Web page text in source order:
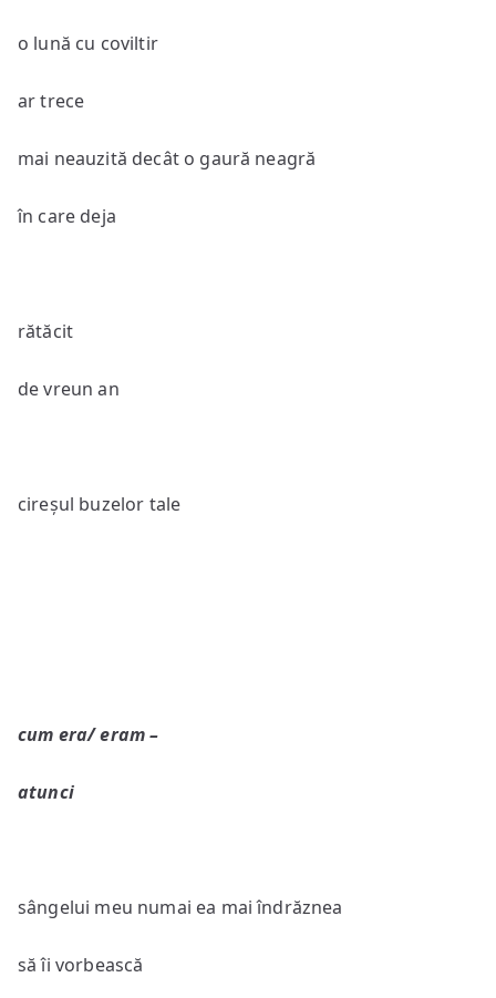
o lună cu coviltir
ar trece
mai neauzită decât o gaură neagră
în care deja
rătăcit
de vreun an
cireșul buzelor tale
cum era/ eram –
atunci
sângelui meu numai ea mai îndrăznea
să îi vorbească